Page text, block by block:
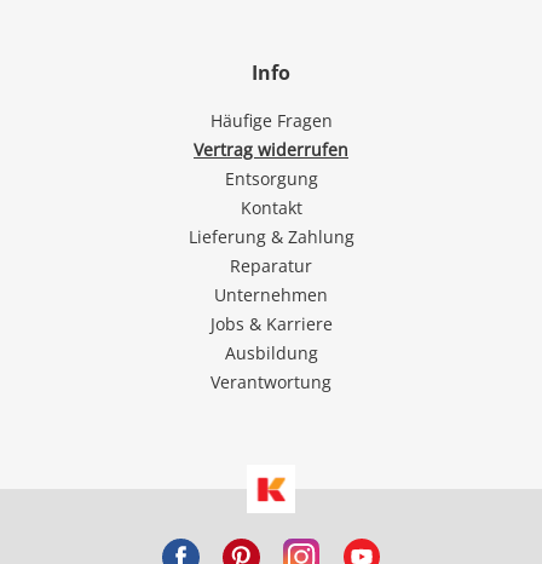
Info
Häufige Fragen
Vertrag widerrufen
Entsorgung
Kontakt
Lieferung & Zahlung
Reparatur
Unternehmen
Jobs & Karriere
Ausbildung
Verantwortung